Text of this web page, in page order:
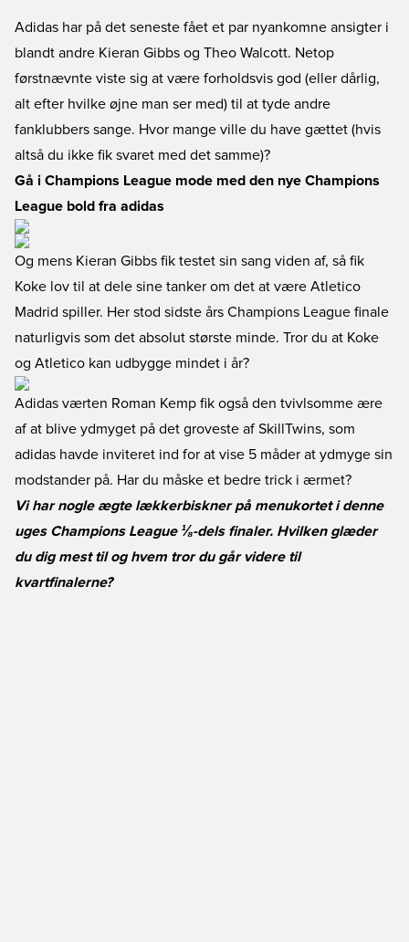
Adidas har på det seneste fået et par nyankomne ansigter i
blandt andre Kieran Gibbs og Theo Walcott. Netop
førstnævnte viste sig at være forholdsvis god (eller dårlig,
alt efter hvilke øjne man ser med) til at tyde andre
fanklubbers sange. Hvor mange ville du have gættet (hvis
altså du ikke fik svaret med det samme)?
Gå i Champions League mode med den nye Champions
League bold fra adidas
Og mens Kieran Gibbs fik testet sin sang viden af, så fik
Koke lov til at dele sine tanker om det at være Atletico
Madrid spiller. Her stod sidste års Champions League finale
naturligvis som det absolut største minde. Tror du at Koke
og Atletico kan udbygge mindet i år?
Adidas værten Roman Kemp fik også den tvivlsomme ære
af at blive ydmyget på det groveste af SkillTwins, som
adidas havde inviteret ind for at vise 5 måder at ydmyge sin
modstander på. Har du måske et bedre trick i ærmet?
Vi har nogle ægte lækkerbiskner på menukortet i denne
uges Champions League ⅛-dels finaler. Hvilken glæder
du dig mest til og hvem tror du går videre til
kvartfinalerne?